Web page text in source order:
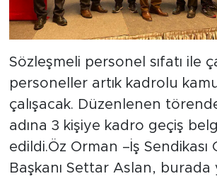
Sözleşmeli personel sıfatı ile
personeller artık kadrolu
çalışacak. Düzenlenen
adına 3 kişiye kadro geçiş
edildi.Öz Orman –İş Sendikası
Başkanı Settar Aslan, burada